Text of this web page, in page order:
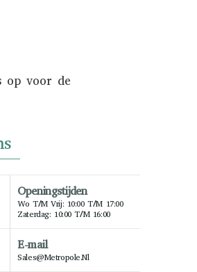
op voor de
Openingstijden
Wo T/m Vrij: 10:00 T/m 17:00
Zaterdag: 10:00 T/m 16:00
E-mail
Sales@metropole.nl